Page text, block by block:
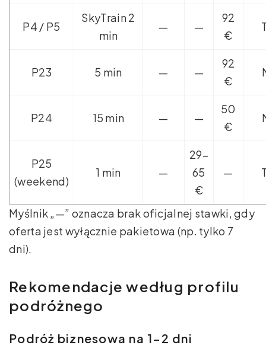
P4 / P5
SkyTrain 2
min
— —
92
€
P23 5 min — —
92
€
P24 15 min — —
50
€
P25
(weekend)
1 min —
29–
65
€
—
Myślnik „—” oznacza brak oficjalnej stawki, gdy
oferta jest wyłącznie pakietowa (np. tylko 7
dni).
Rekomendacje według profilu
podróżnego
Podróż biznesowa na 1–2 dni